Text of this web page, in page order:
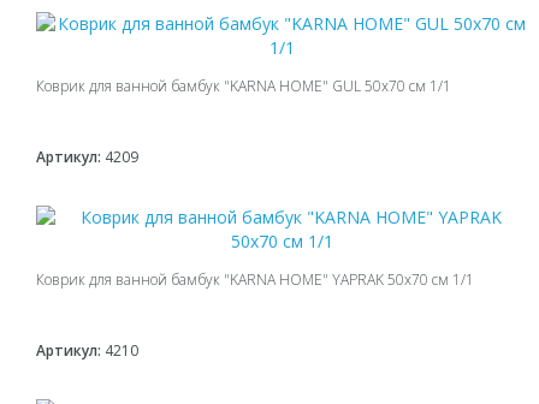
Коврик для ванной бамбук "KARNA HOME" GUL 50x70 см 1/1
Артикул: 4209
Коврик для ванной бамбук "KARNA HOME" YAPRAK 50x70 см 1/1
Артикул: 4210